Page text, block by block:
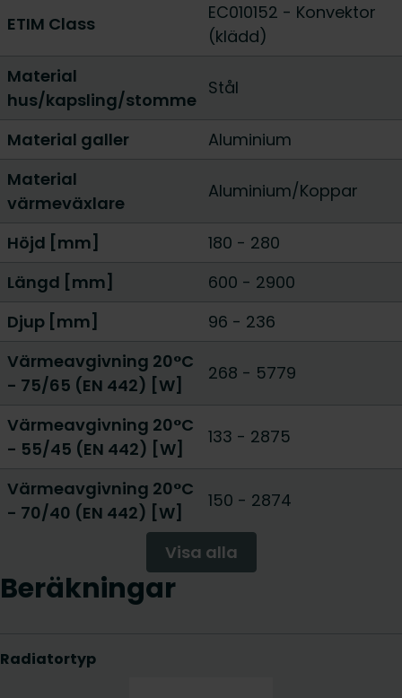
ETIM Class
EC010152 - Konvektor
(klädd)
Material
hus/kapsling/stomme
Stål
Material galler
Aluminium
Material
värmeväxlare
Aluminium/Koppar
Höjd [mm] 180 - 280
Längd [mm]
600 - 2900
Djup [mm]
96 - 236
Värmeavgivning 20°C
- 75/65 (EN 442) [W]
268 - 5779
Värmeavgivning 20°C
- 55/45 (EN 442) [W]
133 - 2875
Värmeavgivning 20°C
- 70/40 (EN 442) [W]
150 - 2874
Visa alla
Beräkningar